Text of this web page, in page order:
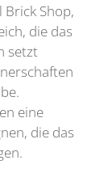
Shop,
die das
setzt
eine
die das